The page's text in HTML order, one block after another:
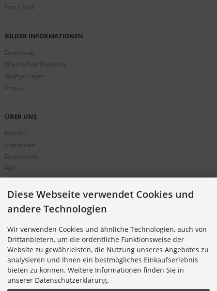
Foto 13x18
BILDER INFORMATIONEN
Downloads
Oberflächen Übersicht
häufige Fragen
Presse
ÜBER UNS
Kontakt
Impressum
Datenschutz
AGB
Partnerprogramm
Cookie Einstellungen
Versandkosten
Alternative Bestellwege
Sicher Einkaufen
Widerrufsrecht
Muster-Widerrufsformular
Diese Webseite verwendet Cookies und
andere Technologien
Wir verwenden Cookies und ähnliche Technologien, auch von
Drittanbietern, um die ordentliche Funktionsweise der
Website zu gewährleisten, die Nutzung unseres Angebotes zu
analysieren und Ihnen ein bestmögliches Einkaufserlebnis
bieten zu können. Weitere Informationen finden Sie in
unserer Datenschutzerklärung.